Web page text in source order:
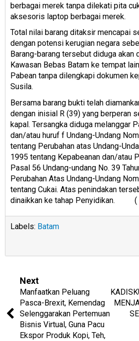
berbagai merek tanpa dilekati pita
aksesoris laptop berbagai merek.
Total nilai barang ditaksir mencapai
dengan potensi kerugian negara
Barang-barang tersebut diduga akan
Kawasan Bebas Batam ke tempat
Pabean tanpa dilengkapi dokumen
Susila.
Bersama barang bukti telah
dengan inisial R (39) yang berperan
kapal. Tersangka diduga melanggar
dan/atau huruf f Undang-Undang
tentang Perubahan atas Undang-
1995 tentang Kepabeanan dan/atau
Pasal 56 Undang-undang No. 39
Perubahan Atas Undang-Undang
tentang Cukai. Atas penindakan
dinaikkan ke tahap Penyidikan. (
Labels: Batam
Next
Manfaatkan Peluang
Pasca-Brexit, Kemendag
Selenggarakan Pertemuan
Bisnis Virtual, Guna Pacu
Ekspor Produk Kopi, Teh,